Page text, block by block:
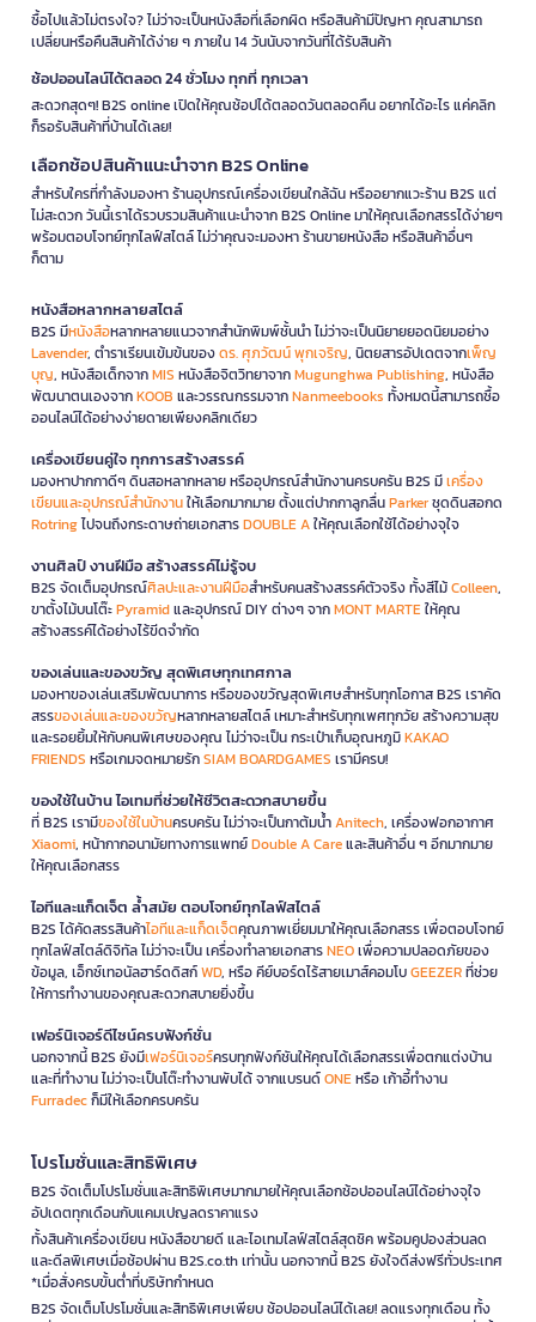
ซื้อไปแล้วไม่ตรงใจ? ไม่ว่าจะเป็นหนังสือที่เลือกผิด หรือสินค้ามีปัญหา คุณสามารถ
เปลี่ยนหรือคืนสินค้าได้ง่าย ๆ ภายใน 14 วันนับจากวันที่ได้รับสินค้า
ช้อปออนไลน์ได้ตลอด 24 ชั่วโมง ทุกที่ ทุกเวลา
สะดวกสุดๆ! B2S online เปิดให้คุณช้อปได้ตลอดวันตลอดคืน อยากได้อะไร แค่คลิก
ก็รอรับสินค้าที่บ้านได้เลย!
เลือกช้อปสินค้าแนะนำจาก B2S Online
สำหรับใครที่กำลังมองหา ร้านอุปกรณ์เครื่องเขียนใกล้ฉัน หรืออยากแวะร้าน B2S แต่
ไม่สะดวก วันนี้เราได้รวบรวมสินค้าแนะนำจาก B2S Online มาให้คุณเลือกสรรได้ง่ายๆ
พร้อมตอบโจทย์ทุกไลฟ์สไตล์ ไม่ว่าคุณจะมองหา ร้านขายหนังสือ หรือสินค้าอื่นๆ
ก็ตาม
หนังสือหลากหลายสไตล์
B2S มีหนังสือหลากหลายแนวจากสำนักพิมพ์ชั้นนำ ไม่ว่าจะเป็นนิยายยอดนิยมอย่าง
Lavender, ตำราเรียนเข้มข้นของดร. ศุภวัฒน์ พุกเจริญ, นิตยสารอัปเดตจากเพ็ญ
บุญ, หนังสือเด็กจากMIS หนังสือจิตวิทยาจากMugunghwa Publishing, หนังสือ
พัฒนาตนเองจากKOOB และวรรณกรรมจากNanmeebooks ทั้งหมดนี้สามารถซื้อ
ออนไลน์ได้อย่างง่ายดายเพียงคลิกเดียว
เครื่องเขียนคู่ใจ ทุกการสร้างสรรค์
มองหาปากกาดีๆ ดินสอหลากหลาย หรืออุปกรณ์สำนักงานครบครัน B2S มีเครื่อง
เขียนและอุปกรณ์สำนักงานให้เลือกมากมาย ตั้งแต่ปากกาลูกลื่นParkerชุดดินสอกด
Rotringไปจนถึงกระดาษถ่ายเอกสารDOUBLE Aให้คุณเลือกใช้ได้อย่างจุใจ
งานศิลป์ งานฝีมือ สร้างสรรค์ไม่รู้จบ
B2S จัดเต็มอุปกรณ์ศิลปะและงานฝีมือสำหรับคนสร้างสรรค์ตัวจริง ทั้งสีไม้Colleen,
ขาตั้งไม้บนโต๊ะPyramidและอุปกรณ์ DIY ต่างๆ จากMONT MARTEให้คุณ
สร้างสรรค์ได้อย่างไร้ขีดจำกัด
ของเล่นและของขวัญ สุดพิเศษทุกเทศกาล
มองหาของเล่นเสริมพัฒนาการ หรือของขวัญสุดพิเศษสำหรับทุกโอกาส B2S เราคัด
สรรของเล่นและของขวัญหลากหลายสไตล์ เหมาะสำหรับทุกเพศทุกวัย สร้างความสุข
และรอยยิ้มให้กับคนพิเศษของคุณ ไม่ว่าจะเป็น กระเป๋าเก็บอุณหภูมิKAKAO
FRIENDS หรือเกมจดหมายรักSIAM BOARDGAMES เรามีครบ!
ของใช้ในบ้าน ไอเทมที่ช่วยให้ชีวิตสะดวกสบายขึ้น
ที่ B2S เรามีของใช้ในบ้านครบครัน ไม่ว่าจะเป็นกาต้มน้ำAnitech, เครื่องฟอกอากาศ
Xiaomi, หน้ากากอนามัยทางการแพทย์Double A Careและสินค้าอื่น ๆ อีกมากมาย
ให้คุณเลือกสรร
ไอทีและแก็ดเจ็ต ล้ำสมัย ตอบโจทย์ทุกไลฟ์สไตล์
B2S ได้คัดสรรสินค้าไอทีและแก็ดเจ็ตคุณภาพเยี่ยมมาให้คุณเลือกสรร เพื่อตอบโจทย์
ทุกไลฟ์สไตล์ดิจิทัล ไม่ว่าจะเป็น เครื่องทำลายเอกสารNEOเพื่อความปลอดภัยของ
ข้อมูล, เอ็กซ์เทอนัลฮาร์ดดิสก์WD, หรือ คีย์บอร์ดไร้สายเมาส์คอมโบGEEZERที่ช่วย
ให้การทำงานของคุณสะดวกสบายยิ่งขึ้น
เฟอร์นิเจอร์ดีไซน์ครบฟังก์ชั่น
นอกจากนี้ B2S ยังมีเฟอร์นิเจอร์ครบทุกฟังก์ชันให้คุณได้เลือกสรรเพื่อตกแต่งบ้าน
และที่ทำงาน ไม่ว่าจะเป็นโต๊ะทำงานพับได้ จากแบรนด์ONEหรือ เก้าอี้ทำงาน
Furradecก็มีให้เลือกครบครัน
โปรโมชั่นและสิทธิพิเศษ
B2S จัดเต็มโปรโมชั่นและสิทธิพิเศษมากมายให้คุณเลือกช้อปออนไลน์ได้อย่างจุใจ
อัปเดตทุกเดือนกับแคมเปญลดราคาแรง
ทั้งสินค้าเครื่องเขียน หนังสือขายดี และไอเทมไลฟ์สไตล์สุดชิค พร้อมคูปองส่วนลด
และดีลพิเศษเมื่อช้อปผ่าน B2S.co.th เท่านั้น นอกจากนี้ B2S ยังใจดีส่งฟรีทั่วประเทศ
*เมื่อสั่งครบขั้นต่ำที่บริษัทกำหนด
B2S จัดเต็มโปรโมชั่นและสิทธิพิเศษเพียบ ช้อปออนไลน์ได้เลย! ลดแรงทุกเดือน ทั้ง